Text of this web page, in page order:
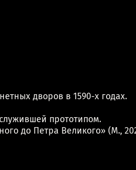
дворов в 1590-х годах.
прототипом.
до Петра Великого» (М.,